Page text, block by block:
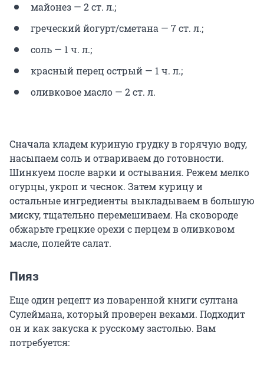
майонез — 2 ст. л.;
греческий йогурт/сметана — 7 ст. л.;
соль — 1 ч. л.;
красный перец острый — 1 ч. л.;
оливковое масло — 2 ст. л.
Сначала кладем куриную грудку в горячую воду,
насыпаем соль и отвариваем до готовности.
Шинкуем после варки и остывания. Режем мелко
огурцы, укроп и чеснок. Затем курицу и
остальные ингредиенты выкладываем в большую
миску, тщательно перемешиваем. На сковороде
обжарьте грецкие орехи с перцем в оливковом
масле, полейте салат.
Пияз
Еще один рецепт из поваренной книги султана
Сулеймана, который проверен веками. Подходит
он и как закуска к русскому застолью. Вам
потребуется: